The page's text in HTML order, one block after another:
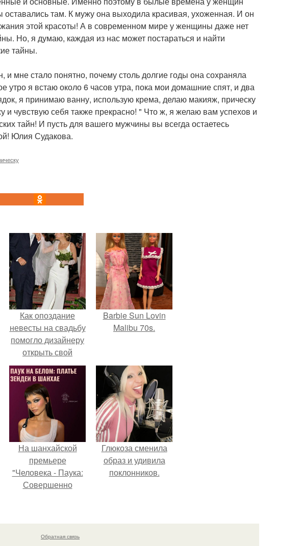
оставались там. К мужу она выходила красивая, ухоженная. И он
этой красоты! А в современном мире у женщины даже нет
Но, я думаю, каждая из нас может постараться и найти
тайны.
мне стало понятно, почему столь долгие годы она сохраняла
я встаю около 6 часов утра, пока мои домашние спят, и два
я принимаю ванну, использую крема, делаю макияж, прическу
и чувствую себя также прекрасно! " Что ж, я желаю вам успехов и
тайн! И пусть для вашего мужчины вы всегда остаетесь
Юлия Судакова.
Как опоздание
невесты на свадьбу
помогло дизайнеру
открыть свой
бренд.
Barbie Sun Lovin
Malibu 70s.
На шанхайской
премьере
"Человека - Паука:
Совершенно
просто очередной
наряд, а настоящий
Глюкоза сменила
образ и удивила
поклонников.
Обратная связь